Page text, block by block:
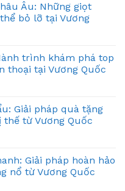
Âu: Những giọt
bỏ lỡ tại Vương
trình khám phá top
thoại tại Vương Quốc
Giải pháp quà tặng
thế từ Vương Quốc
Giải pháp hoàn hảo
nổ từ Vương Quốc